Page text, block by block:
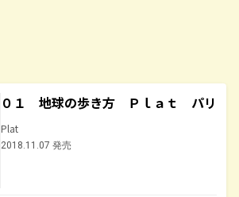
０１ 地球の歩き方 Ｐｌａｔ パリ
Plat
2018.11.07 発売